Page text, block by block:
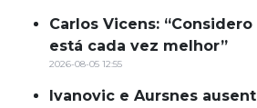
Carlos Vicens:
está cada vez melhor”
2026-08-05 12:55
Ivanovic e Aursnes